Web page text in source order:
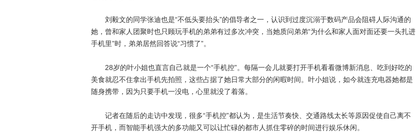
刘毅文的同学张迪也是“不低头要抬头”的倡导者之一，认识到过度沉溺于数码产品会阻碍人际沟通的
她，曾和家人团聚时也只顾玩手机的弟弟有过多次冲突，当她质问弟弟“为什么和家人面对面还要一头扎进
手机里”时，弟弟居然回答说“习惯了”。
28岁的叶小姐也直言自己就是一个“手机控”。每隔一会儿就要打开手机看看微博新消息、吃到好吃的
美食就忍不住拿出手机先拍照，这些占据了她日常大部分的闲暇时间。叶小姐说，如今就连充电器她都是
随身携带，因为只要手机一没电，心里就没了着落。
记者在随后的走访中发现，很多“手机控”都认为，是生活节奏快、交通路线太长等原因促使自己离不
开手机，而智能手机强大的多功能又可以让忙碌的都市人抓住零碎的时间进行娱乐休闲。